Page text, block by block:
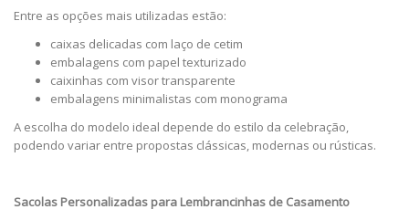
Entre as opções mais utilizadas estão:
caixas delicadas com laço de cetim
embalagens com papel texturizado
caixinhas com visor transparente
embalagens minimalistas com monograma
A escolha do modelo ideal depende do estilo da celebração,
podendo variar entre propostas clássicas, modernas ou rústicas.
Sacolas Personalizadas para Lembrancinhas de Casamento